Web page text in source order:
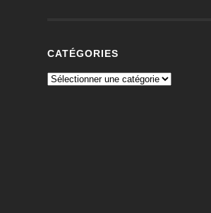
CATÉGORIES